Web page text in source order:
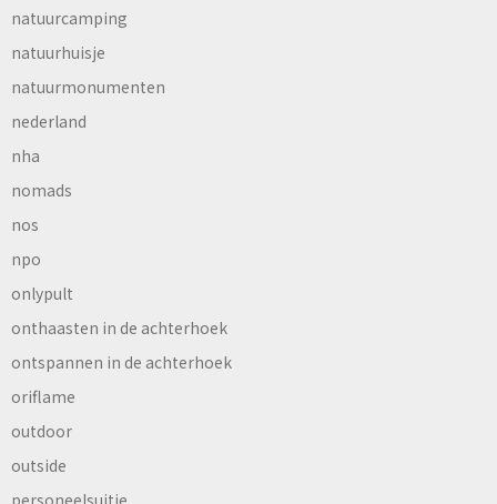
natuurcamping
natuurhuisje
natuurmonumenten
nederland
nha
nomads
nos
npo
onlypult
onthaasten in de achterhoek
ontspannen in de achterhoek
oriflame
outdoor
outside